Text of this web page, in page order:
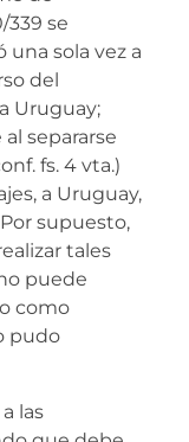
339 se
una sola vez a
del
Uruguay;
separarse
fs. 4 vta.)
a Uruguay,
supuesto,
tales
puede
como
pudo
las